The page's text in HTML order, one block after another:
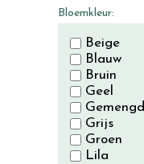
Bloemkleur:
Beige
Blauw
Bruin
Geel
Gemengd
Grijs
Groen
Lila